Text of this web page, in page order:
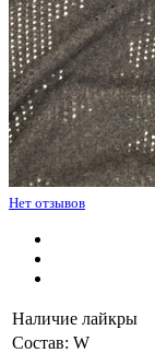
Нет отзывов
Наличие лайкры
Состав: W